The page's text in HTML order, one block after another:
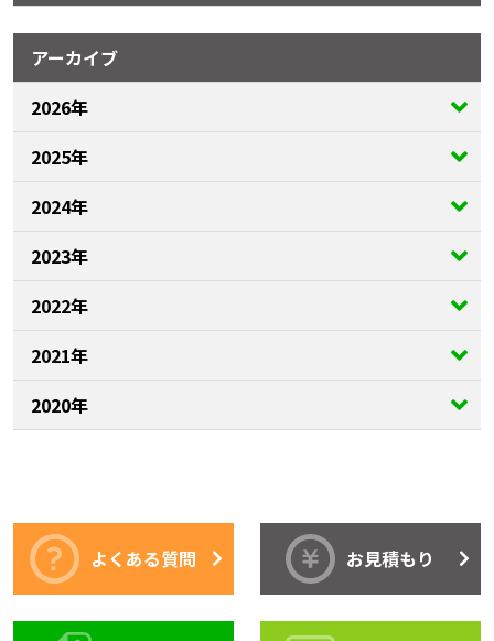
アーカイブ
2026年
2025年
2024年
2023年
2022年
2021年
2020年
よくある質問 お見積もり